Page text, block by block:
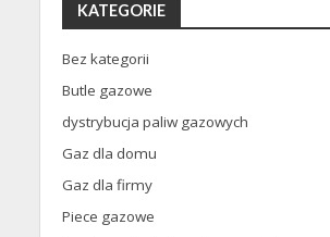
KATEGORIE
Bez kategorii
Butle gazowe
dystrybucja paliw gazowych
Gaz dla domu
Gaz dla firmy
Piece gazowe